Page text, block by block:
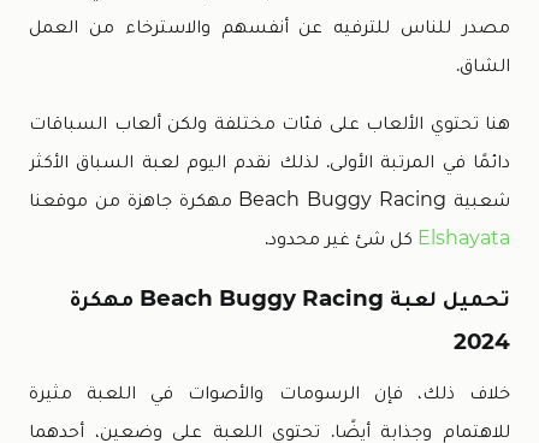
مصدر للناس للترفيه عن أنفسهم والاسترخاء من العمل
الشاق.
هنا تحتوي الألعاب على فئات مختلفة ولكن ألعاب السباقات
دائمًا في المرتبة الأولى. لذلك نقدم اليوم لعبة السباق الأكثر
شعبية Beach Buggy Racing مهكرة جاهزة من موقعنا
Elshayata كل شئ غير محدود.
تحميل لعبة Beach Buggy Racing مهكرة
2024
خلاف ذلك، فإن الرسومات والأصوات في اللعبة مثيرة
للاهتمام وجذابة أيضًا. تحتوي اللعبة على وضعين، أحدهما